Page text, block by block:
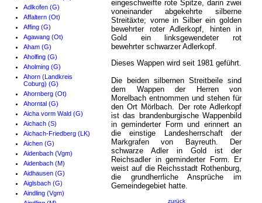
Adlkofen (G)
Affaltern (Ot)
Affing (G)
Agawang (Ot)
Aham (G)
Aholfing (G)
Aholming (G)
Ahorn (Landkreis
Coburg) (G)
Ahornberg (Ot)
Ahorntal (G)
Aicha vorm Wald (G)
Aichach (S)
Aichach-Friedberg (LK)
Aichen (G)
Aidenbach (Vgm)
Aidenbach (M)
Aidhausen (G)
Aiglsbach (G)
Aindling (Vgm)
eingeschweifte rote Spitze, darin zwei
voneinander abgekehrte silberne
Streitäxte; vorne in Silber ein golden
bewehrter roter Adlerkopf, hinten in
Gold ein linksgewendeter rot
bewehrter schwarzer Adlerkopf.
Dieses Wappen wird seit 1981 geführt.
Die beiden silbernen Streitbeile sind
dem Wappen der Herren von
Morelbach entnommen und stehen für
den Ort Mörlbach. Der rote Adlerkopf
ist das brandenburgische Wappenbild
in geminderter Form und erinnert an
die einstige Landesherrschaft der
Markgrafen von Bayreuth. Der
schwarze Adler in Gold ist der
Reichsadler in geminderter Form. Er
weist auf die Reichsstadt Rothenburg,
die grundherrliche Ansprüche im
Gemeindegebiet hatte.
zurück